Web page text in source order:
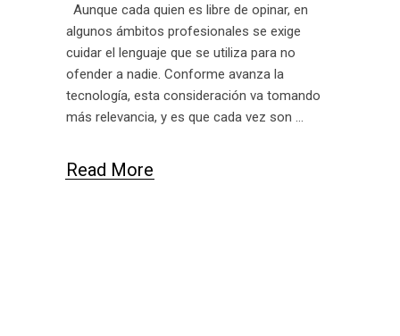
Aunque cada quien es libre de opinar, en
algunos ámbitos profesionales se exige
cuidar el lenguaje que se utiliza para no
ofender a nadie. Conforme avanza la
tecnología, esta consideración va tomando
más relevancia, y es que cada vez son
Read More